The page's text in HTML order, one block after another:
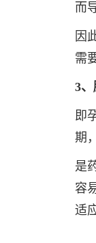
而
因
需
3
即
期
是
容
适